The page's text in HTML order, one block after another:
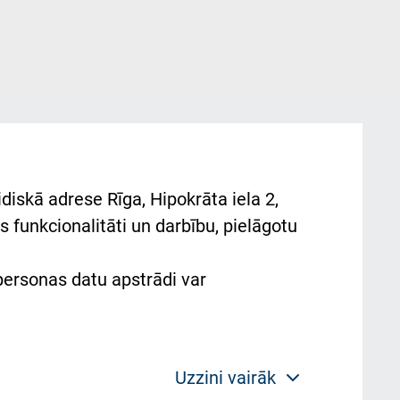
adrese Rīga, Hipokrāta iela 2,
funkcionalitāti un darbību, pielāgotu
datu apstrādi var
Uzzini vairāk